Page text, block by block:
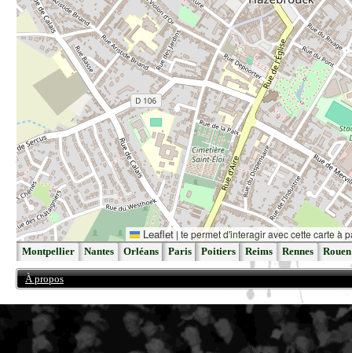
Leaflet | te permet d'interagir avec cette carte à
Montpellier Nantes Orléans Paris Poitiers Reims Rennes Rouen
À propos